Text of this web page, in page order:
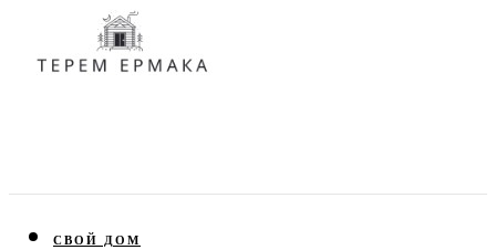
СВОЙ ДОМ